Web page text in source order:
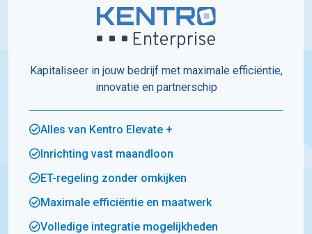
Kapitaliseer in jouw bedrijf met maximale efficiëntie,
innovatie en partnerschip
Alles van Kentro Elevate +
Inrichting vast maandloon
ET-regeling zonder omkijken
Maximale efficiëntie en maatwerk
Volledige integratie mogelijkheden